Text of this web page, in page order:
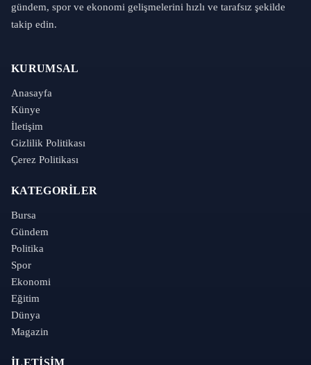
gündem, spor ve ekonomi gelişmelerini hızlı ve tarafsız şekilde
takip edin.
KURUMSAL
Anasayfa
Künye
İletişim
Gizlilik Politikası
Çerez Politikası
KATEGORILER
Bursa
Gündem
Politika
Spor
Ekonomi
Eğitim
Dünya
Magazin
İLETIŞIM